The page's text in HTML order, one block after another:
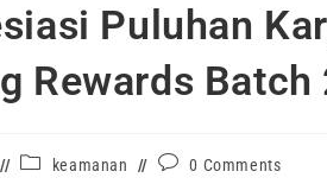
Puluhan
Rewards Batch
keamanan 0 Comments